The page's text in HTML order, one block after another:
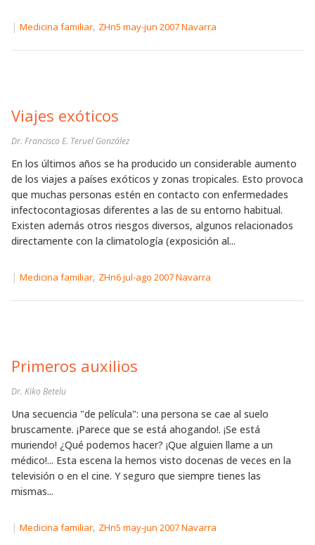
| Medicina familiar, ZHn5 may-jun 2007 Navarra
Viajes exóticos
Dr. Francisco E. Teruel González
En los últimos años se ha producido un considerable aumento
de los viajes a países exóticos y zonas tropicales. Esto provoca
que muchas personas estén en contacto con enfermedades
infectocontagiosas diferentes a las de su entorno habitual.
Existen además otros riesgos diversos, algunos relacionados
directamente con la climatología (exposición al...
| Medicina familiar, ZHn6 jul-ago 2007 Navarra
Primeros auxilios
Dr. Kiko Betelu
Una secuencia "de película": una persona se cae al suelo
bruscamente. ¡Parece que se está ahogando!. ¡Se está
muriendo! ¿Qué podemos hacer? ¡Que alguien llame a un
médico!... Esta escena la hemos visto docenas de veces en la
televisión o en el cine. Y seguro que siempre tienes las
mismas...
| Medicina familiar, ZHn5 may-jun 2007 Navarra